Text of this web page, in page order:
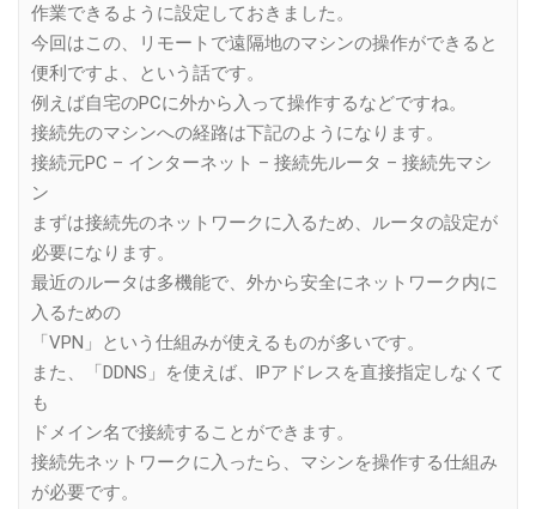
作業できるように設定しておきました。
今回はこの、リモートで遠隔地のマシンの操作ができると
便利ですよ、という話です。
例えば自宅のPCに外から入って操作するなどですね。
接続先のマシンへの経路は下記のようになります。
接続元PC – インターネット – 接続先ルータ – 接続先マシ
ン
まずは接続先のネットワークに入るため、ルータの設定が
必要になります。
最近のルータは多機能で、外から安全にネットワーク内に
入るための
「VPN」という仕組みが使えるものが多いです。
また、「DDNS」を使えば、IPアドレスを直接指定しなくて
も
ドメイン名で接続することができます。
接続先ネットワークに入ったら、マシンを操作する仕組み
が必要です。